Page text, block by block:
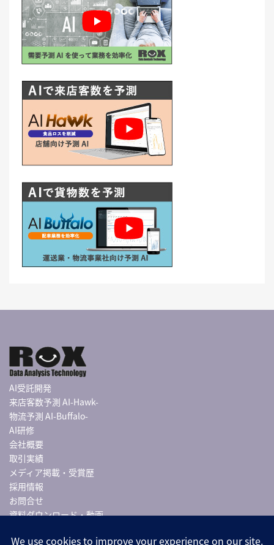
AI受託開発
来店客数予測 AI-Hawk-
物流予測 AI-Buffalo-
AI研修
会社概要
取引実績
メディア掲載・受賞歴
採用情報
お問合せ
資料ダウンロード・動画
お知らせ